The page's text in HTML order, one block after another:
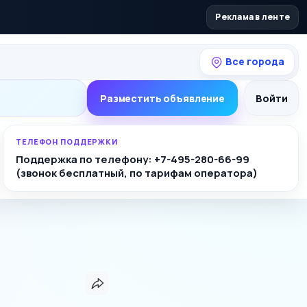
Реклама в ленте
Все города
Разместить объявление Войти
ТЕЛЕФОН ПОДДЕРЖКИ
Поддержка по телефону: +7-495-280-66-99
(звонок бесплатный, по тарифам оператора)